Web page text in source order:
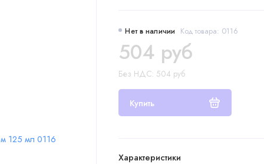
Нет в наличии Код товара: 0116
504 руб
Без НДС: 504 руб
Купить
Характеристики